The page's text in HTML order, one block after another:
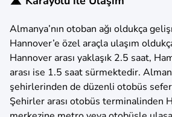
Almanya’nın otoban ağı oldukça
Hannover’e özel araçla ulaşım
Hannover arası yaklaşık 2.5 saat,
arası ise 1.5 saat sürmektedir.
şehirlerinden de düzenli otobüs
Şehirler arası otobüs terminalinden